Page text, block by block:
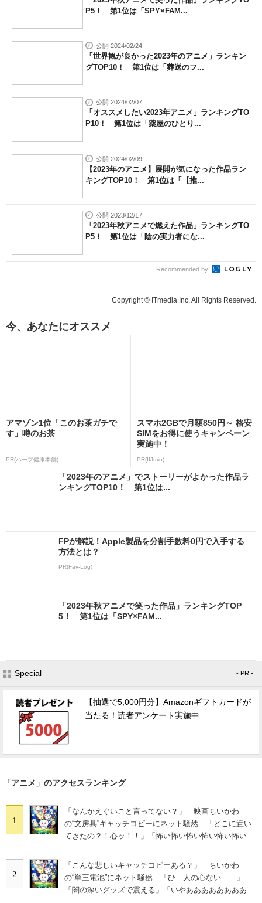
P5！ 第1位は「SPY×FAM...
公開 2024/02/24
「世界観が良かった2023年のアニメ」ランキン
グTOP10！ 第1位は「葬送のフ...
公開 2024/02/07
「オススメしたい2023年アニメ」ランキングTO
P10！ 第1位は「薬屋のひとり...
公開 2024/02/09
【2023年のアニメ】展開が気になった作品ラン
キングTOP10！ 第1位は「【推...
公開 2023/12/17
「2023年秋アニメで燃えた作品」ランキングTO
P5！ 第1位は「陰の実力者にな...
Recommended by
Copyright © ITmedia Inc. All Rights Reserved.
今、あなたにオススメ
アマゾン1位「このお茶ガチで
す」噂のお茶
PR(ハーブ健康本舗)
スマホ2GBで月額850円～ 格安
SIMをお得に使うキャンペーン
実施中！
PR(IIJmio)
「2023年のアニメ」でストーリーがよかった作品ラ
ンキングTOP10！ 第1位は...
FPが解説！Apple製品を分割手数料0円で入手する
方法とは？
PR(Fav-Log)
「2023年秋アニメで笑った作品」ランキングTOP
5！ 第1位は「SPY×FAM...
Special - PR -
【抽選で5,000円分】Amazonギフトカードが
当たる！読者アンケート実施中
「アニメ」のアクセスランキング
1
「なんかえぐいこと言ってない？」 映画ちいかわ
の“文房具”キャッチコピーにネット騒然 「どこに置い
てきたの？！心ッ！！」「怖い怖い怖い怖い怖い怖い怖
2
「こんな悲しいキャッチコピーある？」 ちいかわ
の“単三電池”にネット騒然 「ひ…人の心ない……」
「闇の深いグッズで震える」「いやあああああああああ